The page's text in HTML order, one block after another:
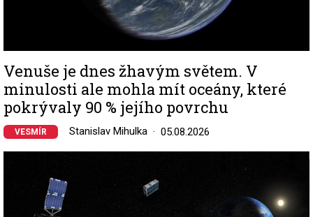
Venuše je dnes žhavým světem. V
minulosti ale mohla mít oceány, které
pokrývaly 90 % jejího povrchu
VESMÍR Stanislav Mihulka 05.08.2026